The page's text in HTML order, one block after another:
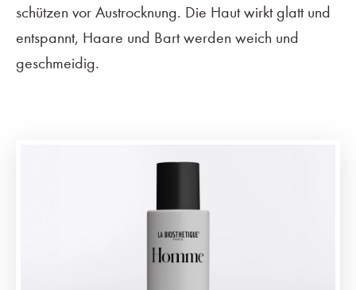
schützen vor Austrocknung. Die Haut wirkt glatt und
entspannt, Haare und Bart werden weich und
geschmeidig.